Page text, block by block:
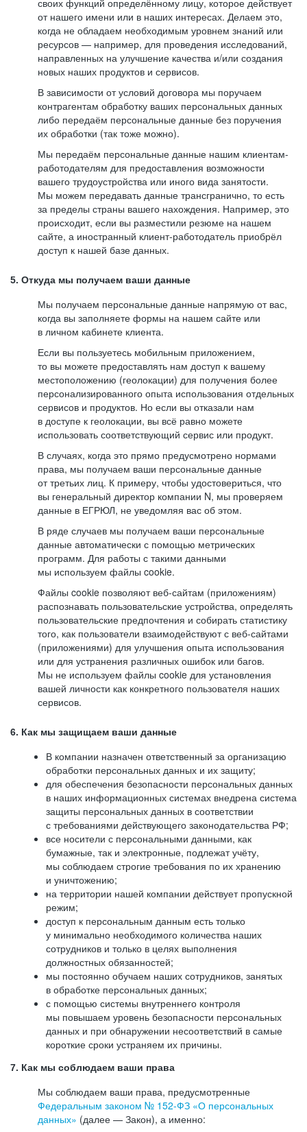
своих функций определённому лицу, которое действует
от нашего имени или в наших интересах. Делаем это,
когда не обладаем необходимым уровнем знаний или
ресурсов — например, для проведения исследований,
направленных на улучшение качества и/или создания
новых наших продуктов и сервисов.
В зависимости от условий договора мы поручаем
контрагентам обработку ваших персональных данных
либо передаём персональные данные без поручения
их обработки (так тоже можно).
Мы передаём персональные данные нашим клиентам-
работодателям для предоставления возможности
вашего трудоустройства или иного вида занятости.
Мы можем передавать данные трансгранично, то есть
за пределы страны вашего нахождения. Например, это
происходит, если вы разместили резюме на нашем
сайте, а иностранный клиент-работодатель приобрёл
доступ к нашей базе данных.
5. Откуда мы получаем ваши данные
Мы получаем персональные данные напрямую от вас,
когда вы заполняете формы на нашем сайте или
в личном кабинете клиента.
Если вы пользуетесь мобильным приложением,
то вы можете предоставлять нам доступ к вашему
местоположению (геолокации) для получения более
персонализированного опыта использования отдельных
сервисов и продуктов. Но если вы отказали нам
в доступе к геолокации, вы всё равно можете
использовать соответствующий сервис или продукт.
В случаях, когда это прямо предусмотрено нормами
права, мы получаем ваши персональные данные
от третьих лиц. К примеру, чтобы удостовериться, что
вы генеральный директор компании N, мы проверяем
данные в ЕГРЮЛ, не уведомляя вас об этом.
В ряде случаев мы получаем ваши персональные
данные автоматически с помощью метрических
программ. Для работы с такими данными
мы используем файлы cookie.
Файлы cookie позволяют веб-сайтам (приложениям)
распознавать пользовательские устройства, определять
пользовательские предпочтения и собирать статистику
того, как пользователи взаимодействуют с веб-сайтами
(приложениями) для улучшения опыта использования
или для устранения различных ошибок или багов.
Мы не используем файлы cookie для установления
вашей личности как конкретного пользователя наших
сервисов.
6. Как мы защищаем ваши данные
В компании назначен ответственный за организацию
обработки персональных данных и их защиту;
для обеспечения безопасности персональных данных
в наших информационных системах внедрена система
защиты персональных данных в соответствии
с требованиями действующего законодательства РФ;
все носители с персональными данными, как
бумажные, так и электронные, подлежат учёту,
мы соблюдаем строгие требования по их хранению
и уничтожению;
на территории нашей компании действует пропускной
режим;
доступ к персональным данным есть только
у минимально необходимого количества наших
сотрудников и только в целях выполнения
должностных обязанностей;
мы постоянно обучаем наших сотрудников, занятых
в обработке персональных данных;
с помощью системы внутреннего контроля
мы повышаем уровень безопасности персональных
данных и при обнаружении несоответствий в самые
короткие сроки устраняем их причины.
7. Как мы соблюдаем ваши права
Мы соблюдаем ваши права, предусмотренные
Федеральным законом № 152-ФЗ «О персональных
данных» (далее — Закон), а именно: